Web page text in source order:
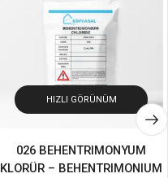
HIZLI GÖRÜNÜM
026 BEHENTRIMONYUM
KLORÜR – BEHENTRIMONIUM